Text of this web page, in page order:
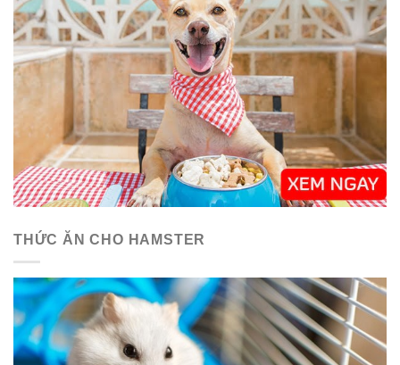
THỨC ĂN CHO HAMSTER